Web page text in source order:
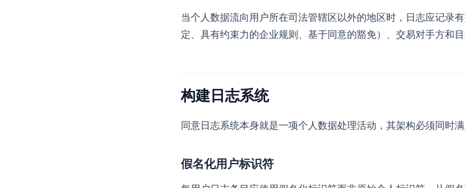
当个人数据流向用户所在司法管辖区以外的地区时，日志应记录
定、具有约束力的企业规则、基于同意的豁免）、交易对手方和目
构建日志系统
同意日志系统本身就是一项个人数据处理活动，其架构必须同时满
假名化用户标识符